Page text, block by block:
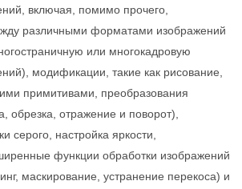
включая, помимо прочего,
различными форматами изображений
или многокадровую
модификации, такие как рисование,
примитивами, преобразования
обрезка, отражение и поворот),
серого, настройка яркости,
функции обработки изображений
маскирование, устранение перекоса) и